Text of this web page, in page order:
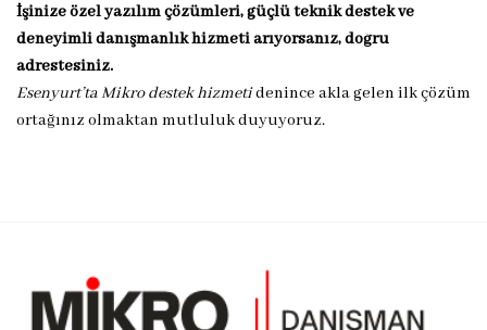
İşinize özel yazılım çözümleri, güçlü teknik destek ve
deneyimli danışmanlık hizmeti arıyorsanız, doğru
adrestesiniz.
Esenyurt’ta Mikro destek hizmetidenince akla gelen ilk çözüm
ortağınız olmaktan mutluluk duyuyoruz.